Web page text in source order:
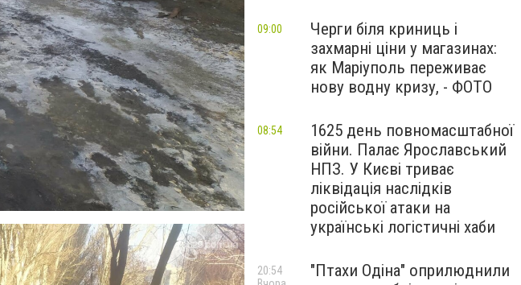
Черги біля криниць і
захмарні ціни у магазинах:
як Маріуполь переживає
нову водну кризу, - ФОТО
09:00
1625 день повномасштабної
війни. Палає Ярославський
НПЗ. У Києві триває
ліквідація наслідків
російської атаки на
українські логістичні хаби
08:54
"Птахи Одіна" оприлюднили
20:54